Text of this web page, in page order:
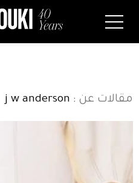
مقالات عن : j w anderson